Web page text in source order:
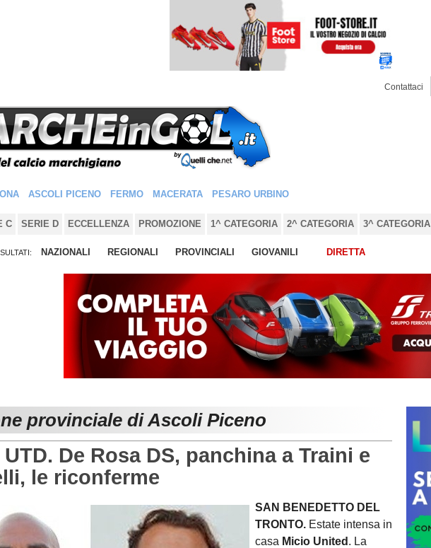
Contattaci
ASCOLI PICENO FERMO MACERATA PESARO URBINO
C SERIE D ECCELLENZA PROMOZIONE 1^ CATEGORIA 2^ CATEGORIA 3^ CATEGORIA
NAZIONALI REGIONALI PROVINCIALI GIOVANILI DIRETTA
provinciale di Ascoli Piceno
UTD. De Rosa DS, panchina a Traini e
le riconferme
SAN BENEDETTO DEL
TRONTO. Estate intensa in
casa Micio United . La